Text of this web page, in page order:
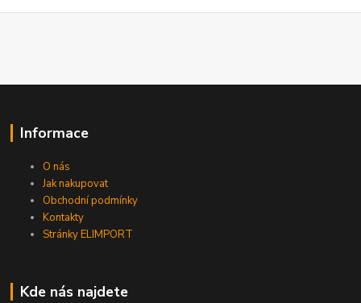
Informace
O nás
Jak nakupovat
Obchodní podmínky
Kontakty
Stránky ELIMPORT
Kde nás najdete